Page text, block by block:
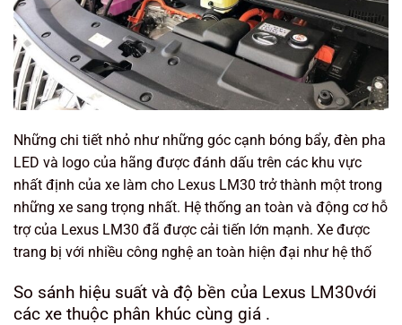
Những chi tiết nhỏ như những góc cạnh bóng bẩy, đèn pha
LED và logo của hãng được đánh dấu trên các khu vực
nhất định của xe làm cho Lexus LM30 trở thành một trong
những xe sang trọng nhất. Hệ thống an toàn và động cơ hỗ
trợ của Lexus LM30 đã được cải tiến lớn mạnh. Xe được
trang bị với nhiều công nghệ an toàn hiện đại như hệ thố
So sánh hiệu suất và độ bền của Lexus LM30với
các xe thuộc phân khúc cùng giá .